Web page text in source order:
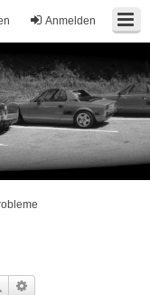
Anmelden
Suche